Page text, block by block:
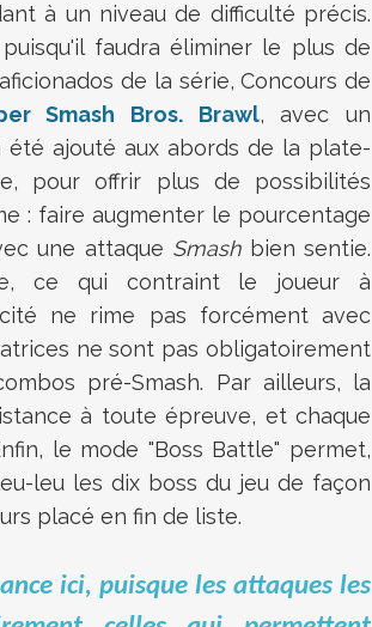
à un niveau de difficulté précis.
faudra éliminer le plus de
de la série, Concours de
Smash Bros. Brawl, avec un
ajouté aux abords de la plate-
pour offrir plus de possibilités
: faire augmenter le pourcentage
une attaque Smashbien sentie.
ce qui contraint le joueur à
ne rime pas forcément avec
ne sont pas obligatoirement
pré-Smash. Par ailleurs, la
à toute épreuve, et chaque
le mode "Boss Battle" permet,
leu les dix boss du jeu de façon
placé en fin de liste.
ici, puisque les attaques les